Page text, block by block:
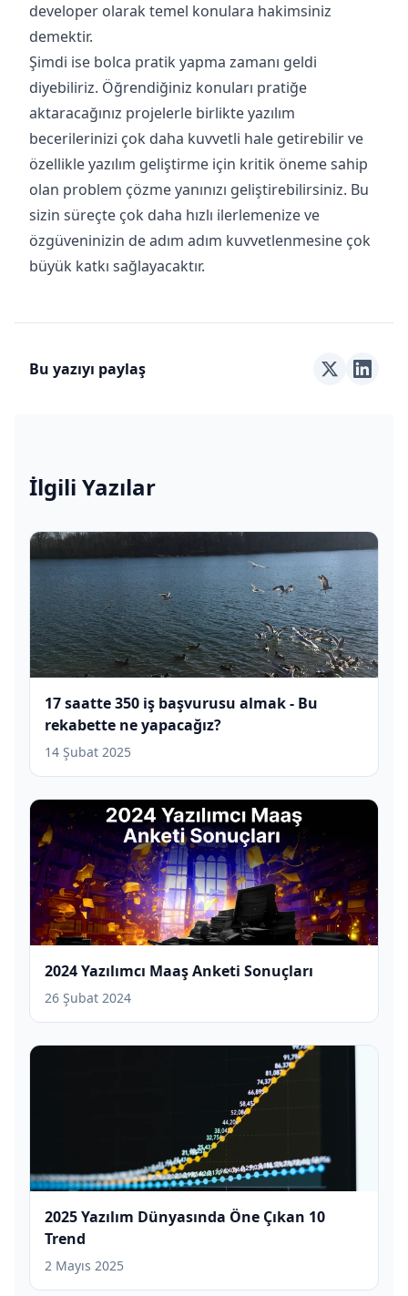
developer olarak temel konulara hakimsiniz
demektir.
Şimdi ise bolca pratik yapma zamanı geldi
diyebiliriz. Öğrendiğiniz konuları pratiğe
aktaracağınız projelerle birlikte yazılım
becerilerinizi çok daha kuvvetli hale getirebilir ve
özellikle yazılım geliştirme için kritik öneme sahip
olan problem çözme yanınızı geliştirebilirsiniz. Bu
sizin süreçte çok daha hızlı ilerlemenize ve
özgüveninizin de adım adım kuvvetlenmesine çok
büyük katkı sağlayacaktır.
Bu yazıyı paylaş
İlgili Yazılar
17 saatte 350 iş başvurusu almak - Bu
rekabette ne yapacağız?
14 Şubat 2025
2024 Yazılımcı Maaş Anketi Sonuçları
26 Şubat 2024
2025 Yazılım Dünyasında Öne Çıkan 10
Trend
2 Mayıs 2025